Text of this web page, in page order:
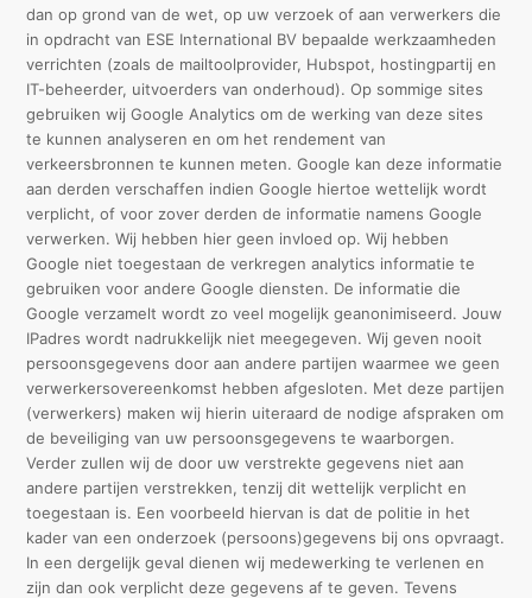
dan op grond van de wet, op uw verzoek of aan verwerkers die
in opdracht van ESE International BV bepaalde werkzaamheden
verrichten (zoals de mailtoolprovider, Hubspot, hostingpartij en
IT-beheerder, uitvoerders van onderhoud). Op sommige sites
gebruiken wij Google Analytics om de werking van deze sites
te kunnen analyseren en om het rendement van
verkeersbronnen te kunnen meten. Google kan deze informatie
aan derden verschaffen indien Google hiertoe wettelijk wordt
verplicht, of voor zover derden de informatie namens Google
verwerken. Wij hebben hier geen invloed op. Wij hebben
Google niet toegestaan de verkregen analytics informatie te
gebruiken voor andere Google diensten. De informatie die
Google verzamelt wordt zo veel mogelijk geanonimiseerd. Jouw
IPadres wordt nadrukkelijk niet meegegeven. Wij geven nooit
persoonsgegevens door aan andere partijen waarmee we geen
verwerkersovereenkomst hebben afgesloten. Met deze partijen
(verwerkers) maken wij hierin uiteraard de nodige afspraken om
de beveiliging van uw persoonsgegevens te waarborgen.
Verder zullen wij de door uw verstrekte gegevens niet aan
andere partijen verstrekken, tenzij dit wettelijk verplicht en
toegestaan is. Een voorbeeld hiervan is dat de politie in het
kader van een onderzoek (persoons)gegevens bij ons opvraagt.
In een dergelijk geval dienen wij medewerking te verlenen en
zijn dan ook verplicht deze gegevens af te geven. Tevens